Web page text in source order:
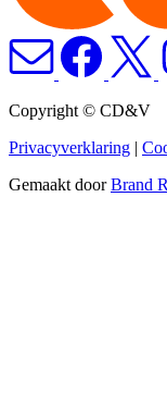
Copyright © CD&V
Privacyverklaring |
Gemaakt doorBrand